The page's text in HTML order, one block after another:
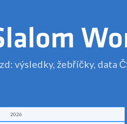
výsledky, žebříčky, data
2026